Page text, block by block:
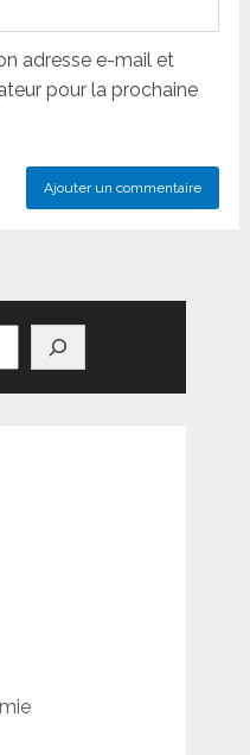
adresse e-mail et
pour la prochaine